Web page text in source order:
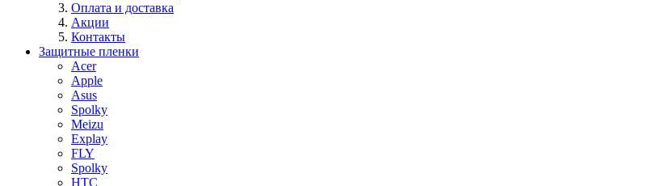
Оплата и доставка
Акции
Контакты
Защитные пленки
Acer
Apple
Asus
Spolky
Meizu
Explay
FLY
Spolky
HTC